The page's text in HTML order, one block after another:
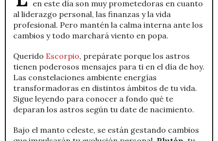
en este día son muy prometedoras en cuanto
al liderazgo personal, las finanzas y la vida
profesional. Pero mantén la calma interna ante los
cambios y todo marchará viento en popa.
Querido Escorpio, prepárate porque los astros
tienen poderosos mensajes para ti en el día de hoy.
Las constelaciones ambiente energías
transformadoras en distintos ámbitos de tu vida.
Sigue leyendo para conocer a fondo qué te
deparan los astros según tu date de nacimiento.
Bajo el manto celeste, se están gestando cambios